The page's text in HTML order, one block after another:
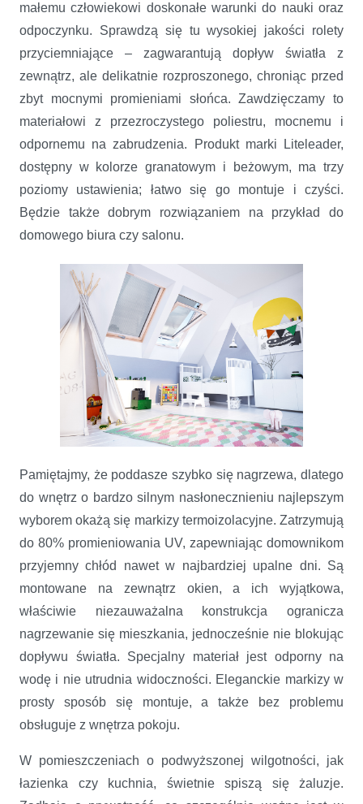
małemu człowiekowi doskonałe warunki do nauki oraz
odpoczynku. Sprawdzą się tu wysokiej jakości rolety
przyciemniające – zagwarantują dopływ światła z
zewnątrz, ale delikatnie rozproszonego, chroniąc przed
zbyt mocnymi promieniami słońca. Zawdzięczamy to
materiałowi z przezroczystego poliestru, mocnemu i
odpornemu na zabrudzenia. Produkt marki Liteleader,
dostępny w kolorze granatowym i beżowym, ma trzy
poziomy ustawienia; łatwo się go montuje i czyści.
Będzie także dobrym rozwiązaniem na przykład do
domowego biura czy salonu.
Pamiętajmy, że poddasze szybko się nagrzewa, dlatego
do wnętrz o bardzo silnym nasłonecznieniu najlepszym
wyborem okażą się markizy termoizolacyjne. Zatrzymują
do 80% promieniowania UV, zapewniając domownikom
przyjemny chłód nawet w najbardziej upalne dni. Są
montowane na zewnątrz okien, a ich wyjątkowa,
właściwie niezauważalna konstrukcja ogranicza
nagrzewanie się mieszkania, jednocześnie nie blokując
dopływu światła. Specjalny materiał jest odporny na
wodę i nie utrudnia widoczności. Eleganckie markizy w
prosty sposób się montuje, a także bez problemu
obsługuje z wnętrza pokoju.
W pomieszczeniach o podwyższonej wilgotności, jak
łazienka czy kuchnia, świetnie spiszą się żaluzje.